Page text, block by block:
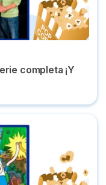
completa ¡Y
serie completa